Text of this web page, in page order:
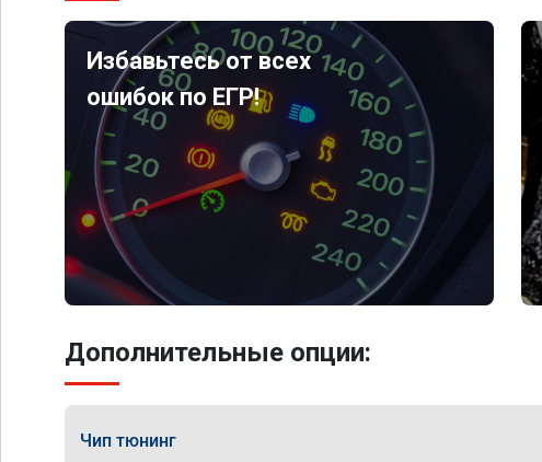
Избавьтесь от всех
ошибок по ЕГР!
Дополнительные опции:
Чип тюнинг